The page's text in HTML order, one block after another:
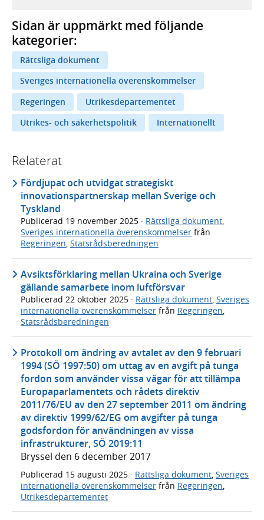
Sidan är uppmärkt med följande
kategorier:
Rättsliga dokument
Sveriges internationella överenskommelser
Regeringen
Utrikesdepartementet
Utrikes- och säkerhetspolitik
Internationellt
Relaterat
Fördjupat och utvidgat strategiskt
innovationspartnerskap mellan Sverige och
Tyskland
Publicerad 19 november 2025 · Rättsliga dokument,
Sveriges internationella överenskommelser från
Regeringen, Statsrådsberedningen
Avsiktsförklaring mellan Ukraina och Sverige
gällande samarbete inom luftförsvar
Publicerad 22 oktober 2025 · Rättsliga dokument, Sveriges
internationella överenskommelser från Regeringen,
Statsrådsberedningen
Protokoll om ändring av avtalet av den 9 februari
1994 (SÖ 1997:50) om uttag av en avgift på tunga
fordon som använder vissa vägar för att tillämpa
Europaparlamentets och rådets direktiv
2011/76/EU av den 27 september 2011 om ändring
av direktiv 1999/62/EG om avgifter på tunga
godsfordon för användningen av vissa
infrastrukturer, SÖ 2019:11
Bryssel den 6 december 2017
Publicerad 15 augusti 2025 · Rättsliga dokument Sveriges
internationella överenskommelser från Regeringen
Utrikesdepartementet